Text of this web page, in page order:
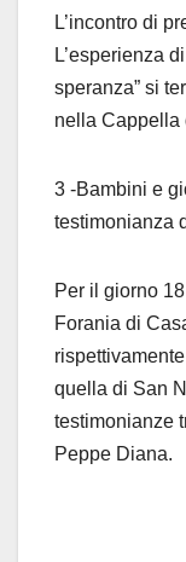
L’incontro di
L’esperienza
speranza” si
nella Cappella
3 -Bambini e
testimonianza
Per il giorno
Forania di
quella di San
testimonianze
Peppe Diana.